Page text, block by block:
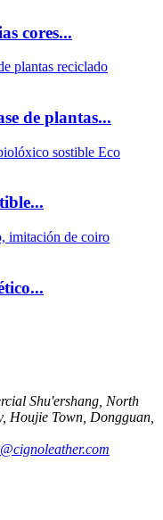
cores...
de plantas...
Shu'ershang, North
Houjie Town, Dongguan,